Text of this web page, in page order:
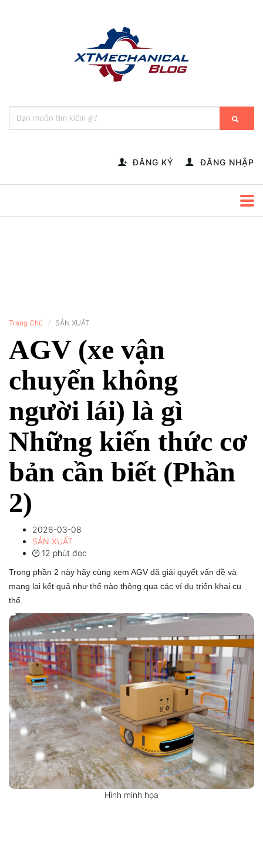
ĐĂNG KÝ ĐĂNG NHẬP
Trang Chủ SẢN XUẤT
AGV (xe vận
chuyển không
người lái) là gì
Những kiến thức cơ
bản cần biết (Phần
2)
2026-03-08
SẢN XUẤT
12 phút đọc
Trong phần 2 này hãy cùng xem AGV đã giải quyết vấn đề và
mang lại kết quả như thế nào thông qua các ví dụ triển khai cụ
thể.
Hình minh họa